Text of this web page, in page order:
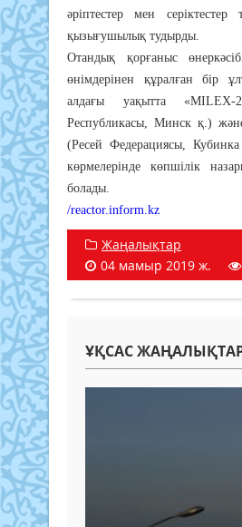
әріптестер мен серіктестер
қызығушылық тудырды.
Отандық қорғаныс
өнімдерінен құралған бір
алдағы уақытта «MILEX-
Республикасы, Минск қ.)
(Ресей Федерациясы,
көрмелерінде көпшілік
болады.
/reactor.inform.kz
Жаңалықтар
04 мамыр 2019 ж.
ҰҚСАС